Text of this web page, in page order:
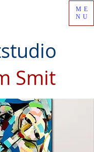
Smit
ME
NU